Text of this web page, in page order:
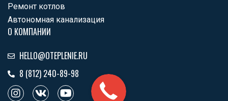
Ремонт котлов
Автономная канализация
О КОМПАНИИ
HELLO@OTEPLENIE.RU
8 (812) 240-89-98
I
V
Y